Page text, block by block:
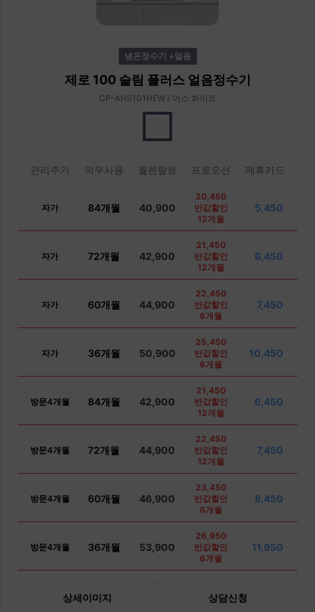
냉온정수기 +얼음
제로 100 슬림 플러스 얼음정수기
CP-AHS101HEW / 어스 화이트
관리주기 의무사용 월렌탈료 프로모션 제휴카드
자가 84개월 40,900
20,450
반값할인
12개월
5,450
자가 72개월 42,900
21,450
반값할인
12개월
6,450
자가 60개월 44,900
22,450
반값할인
6개월
7,450
자가 36개월 50,900
25,450
반값할인
6개월
10,450
방문4개월 84개월 42,900
21,450
반값할인
12개월
6,450
방문4개월 72개월 44,900
22,450
반값할인
12개월
7,450
방문4개월 60개월 46,900
23,450
반값할인
6개월
8,450
방문4개월 36개월 53,900
26,950
반값할인
6개월
11,950
상세이미지 상담신청